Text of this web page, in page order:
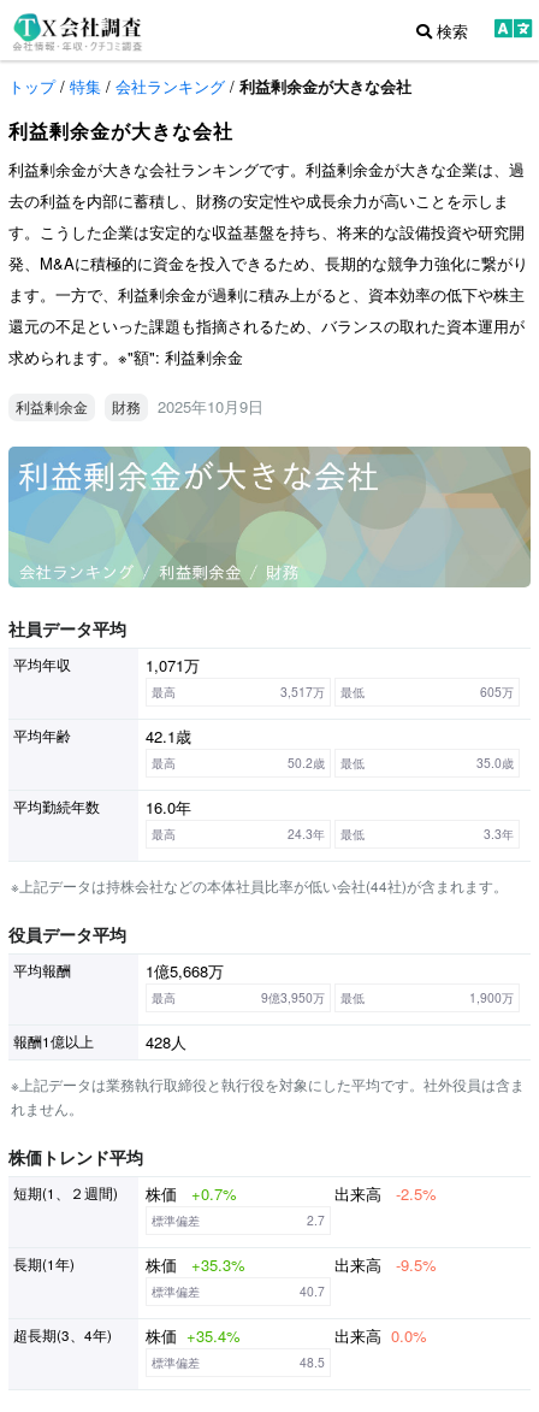
検索
トップ/ 特集 / 会社ランキング / 利益剰余金が大きな会社
利益剰余金が大きな会社
利益剰余金が大きな会社ランキングです。利益剰余金が大きな企業は、過
去の利益を内部に蓄積し、財務の安定性や成長余力が高いことを示しま
す。こうした企業は安定的な収益基盤を持ち、将来的な設備投資や研究開
発、M&Aに積極的に資金を投入できるため、長期的な競争力強化に繋がり
ます。一方で、利益剰余金が過剰に積み上がると、資本効率の低下や株主
還元の不足といった課題も指摘されるため、バランスの取れた資本運用が
求められます。※"額": 利益剰余金
利益剰余金 財務 2025年10月9日
社員データ平均
平均年収 1,071万
最高 3,517万 最低 605万
平均年齢 42.1歳
最高 50.2歳 最低 35.0歳
平均勤続年数 16.0年
最高 24.3年 最低 3.3年
※上記データは持株会社などの本体社員比率が低い会社(44社)が含まれます。
役員データ平均
平均報酬 1億5,668万
最高 9億3,950万 最低 1,900万
報酬1億以上 428人
※上記データは業務執行取締役と執行役を対象にした平均です。社外役員は含ま
れません。
株価トレンド平均
短期(1、２週間) 株価 +0.7% 出来高 -2.5%
標準偏差 2.7
長期(1年) 株価 +35.3% 出来高 -9.5%
標準偏差 40.7
超長期(3、4年) 株価 +35.4% 出来高 0.0%
標準偏差 48.5